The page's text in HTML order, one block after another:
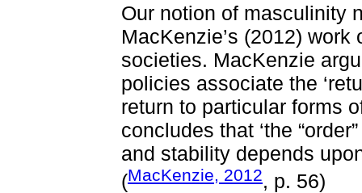
Our notion of masculinity
MacKenzie’s (2012)
societies. MacKenzie
policies associate the
return to particular forms
concludes that ‘the
and stability depends
(MacKenzie, 2012, p. 56)